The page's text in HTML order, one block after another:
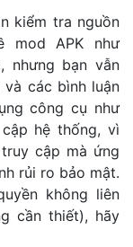
kiểm tra nguồn
mod APK như
nhưng bạn vẫn
các bình luận
công cụ như
hệ thống, vì
cập mà ứng
rủi ro bảo mật.
không liên
cần thiết), hãy